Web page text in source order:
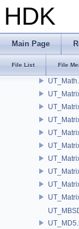
HDK
Main Page
File List File
UT_LUT.h